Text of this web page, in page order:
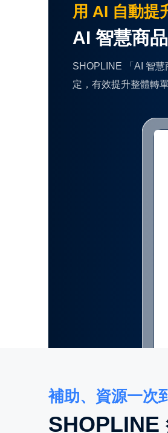
用 AI 自動提
AI 智慧商
SHOPLINE 「AI 智
定，有效提升整體轉
補助、資源一次
SHOPLINE